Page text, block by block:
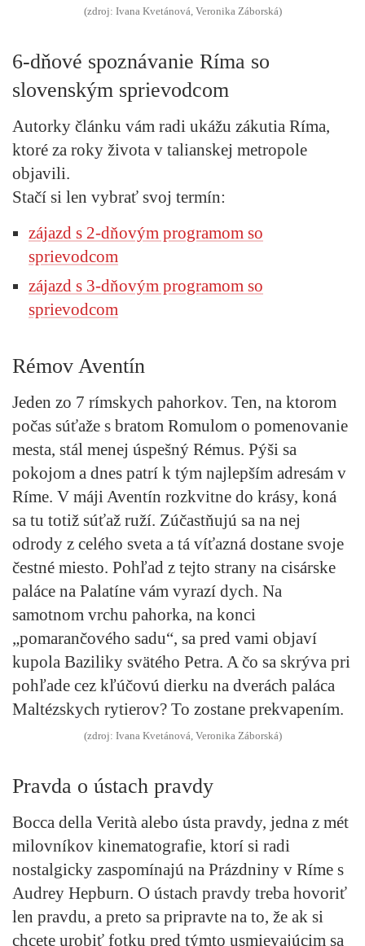
(zdroj: Ivana Kvetánová, Veronika Záborská)
6-dňové spoznávanie Ríma so
slovenským sprievodcom
Autorky článku vám radi ukážu zákutia Ríma,
ktoré za roky života v talianskej metropole
objavili.
Stačí si len vybrať svoj termín:
zájazd s 2-dňovým programom so
sprievodcom
zájazd s 3-dňovým programom so
sprievodcom
Rémov Aventín
Jeden zo 7 rímskych pahorkov. Ten, na ktorom
počas súťaže s bratom Romulom o pomenovanie
mesta, stál menej úspešný Rémus. Pýši sa
pokojom a dnes patrí k tým najlepším adresám v
Ríme. V máji Aventín rozkvitne do krásy, koná
sa tu totiž súťaž ruží. Zúčastňujú sa na nej
odrody z celého sveta a tá víťazná dostane svoje
čestné miesto. Pohľad z tejto strany na cisárske
paláce na Palatíne vám vyrazí dych. Na
samotnom vrchu pahorka, na konci
„pomarančového sadu“, sa pred vami objaví
kupola Baziliky svätého Petra. A čo sa skrýva pri
pohľade cez kľúčovú dierku na dverách paláca
Maltézskych rytierov? To zostane prekvapením.
(zdroj: Ivana Kvetánová, Veronika Záborská)
Pravda o ústach pravdy
Bocca della Verità alebo ústa pravdy, jedna z mét
milovníkov kinematografie, ktorí si radi
nostalgicky zaspomínajú na Prázdniny v Ríme s
Audrey Hepburn. O ústach pravdy treba hovoriť
len pravdu, a preto sa pripravte na to, že ak si
chcete urobiť fotku pred týmto usmievajúcim sa